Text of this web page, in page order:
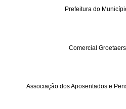
Prefeitura do
Comercial
Associação dos Aposentados e